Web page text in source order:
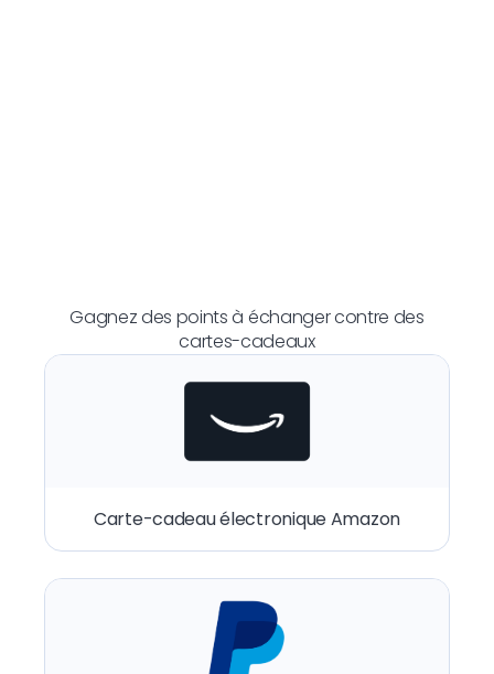
Gagnez des points à échanger contre des
cartes-cadeaux
Carte-cadeau électronique Amazon